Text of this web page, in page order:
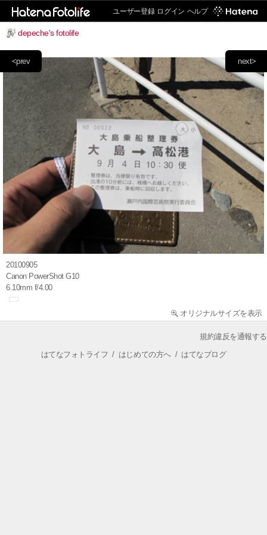
ユーザー登録 ログイン ヘルプ
depeche's fotolife
next>
<prev
20100905
Canon PowerShot G10
6.10mm f/4.00
オリジナルサイズを表示
規約違反を通報する
はてなフォトライフ / はじめての方へ/ はてなブログ